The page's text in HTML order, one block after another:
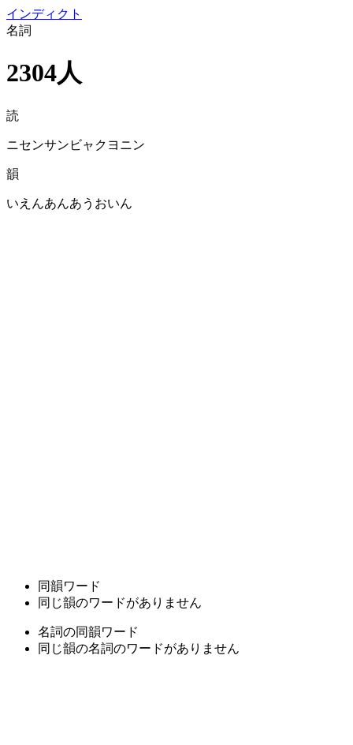
インディクト
名詞
2304人
読
ニセンサンビャクヨニン
韻
いえんあんあうおいん
同韻ワード
同じ韻のワードがありません
名詞の同韻ワード
同じ韻の名詞のワードがありません